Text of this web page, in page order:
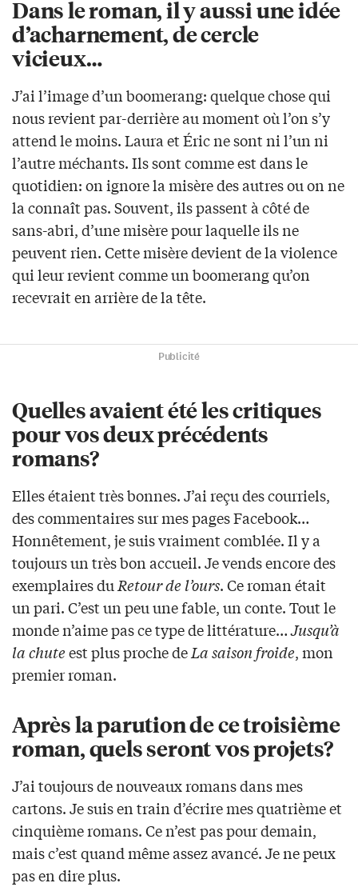
Dans le roman, il y aussi une idée
d’acharnement, de cercle
vicieux…
J’ai l’image d’un boomerang: quelque chose qui
nous revient par-derrière au moment où l’on s’y
attend le moins. Laura et Éric ne sont ni l’un ni
l’autre méchants. Ils sont comme est dans le
quotidien: on ignore la misère des autres ou on ne
la connaît pas. Souvent, ils passent à côté de
sans-abri, d’une misère pour laquelle ils ne
peuvent rien. Cette misère devient de la violence
qui leur revient comme un boomerang qu’on
recevrait en arrière de la tête.
Publicité
Quelles avaient été les critiques
pour vos deux précédents
romans?
Elles étaient très bonnes. J’ai reçu des courriels,
des commentaires sur mes pages Facebook…
Honnêtement, je suis vraiment comblée. Il y a
toujours un très bon accueil. Je vends encore des
exemplaires duRetour de l’ours. Ce roman était
un pari. C’est un peu une fable, un conte. Tout le
monde n’aime pas ce type de littérature…Jusqu’à
la chuteest plus proche deLa saison froide, mon
premier roman.
Après la parution de ce troisième
roman, quels seront vos projets?
J’ai toujours de nouveaux romans dans mes
cartons. Je suis en train d’écrire mes quatrième et
cinquième romans. Ce n’est pas pour demain,
mais c’est quand même assez avancé. Je ne peux
pas en dire plus.